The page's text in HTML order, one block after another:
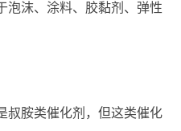
泡沫、涂料、胶黏剂、弹性
叔胺类催化剂，但这类催化